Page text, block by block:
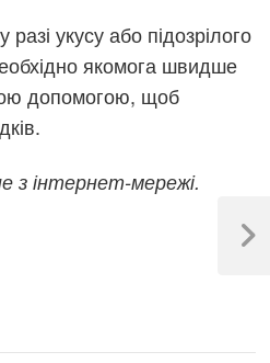
укусу або підозрілого
якомога швидше
допомогою, щоб
інтернет-мережі.
Next